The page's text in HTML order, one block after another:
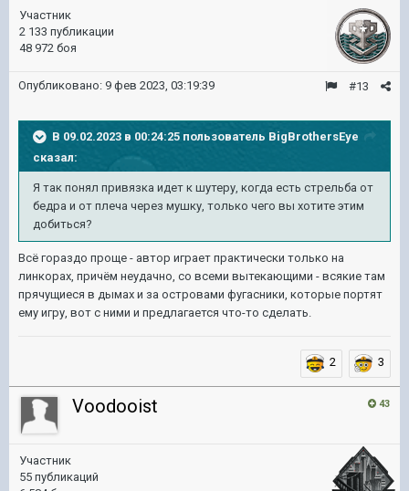
Участник
2 133 публикации
48 972 боя
#13
Опубликовано: 9 фев 2023, 03:19:39
В 09.02.2023 в 00:24:25 пользователь BigBrothersEye
сказал:
Я так понял привязка идет к шутеру, когда есть стрельба от
бедра и от плеча через мушку, только чего вы хотите этим
добиться?
Всё гораздо проще - автор играет практически только на
линкорах, причём неудачно, со всеми вытекающими - всякие там
прячущиеся в дымах и за островами фугасники, которые портят
ему игру, вот с ними и предлагается что-то сделать.
2 3
43
Voodooist
Участник
55 публикаций